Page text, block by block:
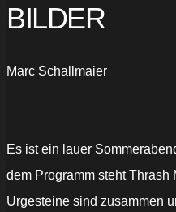
BILDER
Marc Schallmaier
Es ist ein lauer
dem Programm steht Thrash
Urgesteine sind zusammen